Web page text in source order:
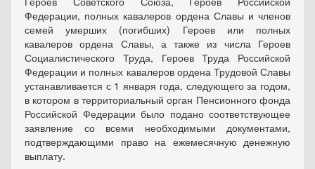
Федерации, полных кавалеров ордена Славы и членов
семей умерших (погибших) Героев или полных
кавалеров ордена Славы, а также из числа Героев
Социалистического Труда, Героев Труда Российской
Федерации и полных кавалеров ордена Трудовой Славы
устанавливается с 1 января года, следующего за годом,
в котором в территориальный орган Пенсионного фонда
Российской Федерации было подано соответствующее
заявление со всеми необходимыми документами,
подтверждающими право на ежемесячную денежную
выплату.